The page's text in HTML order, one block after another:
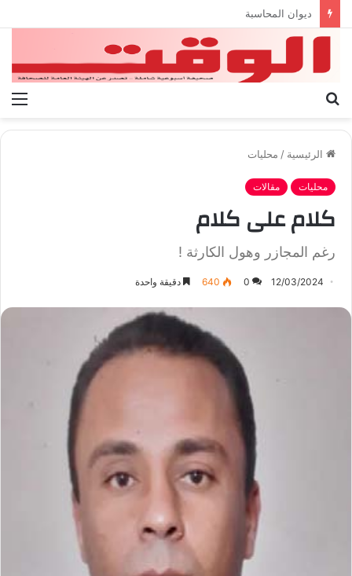
بيان الإتحاد الوطنى العام لعمال ليبيا
الرئيسية / محليات
محليات مقالات
كلام على كلام
رغم المجازر وهول الكارثة !
12/03/2024
0
640 دقيقة واحدة